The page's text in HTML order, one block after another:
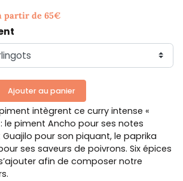
partir de 65€
Ajouter au panier
intègrent ce curry intense «
le piment Ancho pour ses notes
pour son piquant, le paprika
ses saveurs de poivrons. Six épices
afin de composer notre